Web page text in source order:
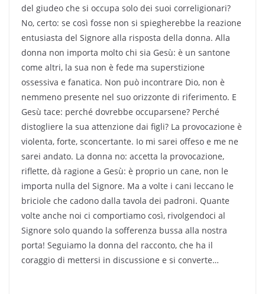
del giudeo che si occupa solo dei suoi correligionari?
No, certo: se così fosse non si spiegherebbe la reazione
entusiasta del Signore alla risposta della donna. Alla
donna non importa molto chi sia Gesù: è un santone
come altri, la sua non è fede ma superstizione
ossessiva e fanatica. Non può incontrare Dio, non è
nemmeno presente nel suo orizzonte di riferimento. E
Gesù tace: perché dovrebbe occuparsene? Perché
distogliere la sua attenzione dai figli? La provocazione è
violenta, forte, sconcertante. Io mi sarei offeso e me ne
sarei andato. La donna no: accetta la provocazione,
riflette, dà ragione a Gesù: è proprio un cane, non le
importa nulla del Signore. Ma a volte i cani leccano le
briciole che cadono dalla tavola dei padroni. Quante
volte anche noi ci comportiamo così, rivolgendoci al
Signore solo quando la sofferenza bussa alla nostra
porta! Seguiamo la donna del racconto, che ha il
coraggio di mettersi in discussione e si converte…